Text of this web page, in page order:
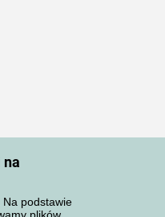
na
podstawie